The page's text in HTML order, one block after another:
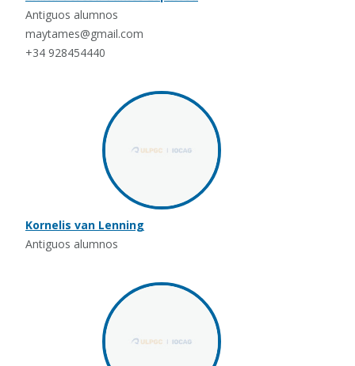
Antiguos alumnos
maytames@gmail.com
+34 928454440
Kornelis van Lenning
Antiguos alumnos